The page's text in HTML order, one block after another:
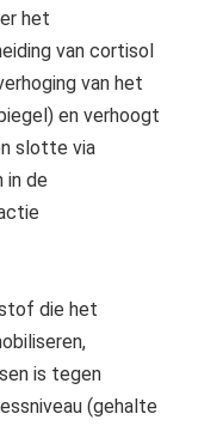
het
van cortisol
van het
en verhoogt
slotte via
in de
die het
is tegen
(gehalte